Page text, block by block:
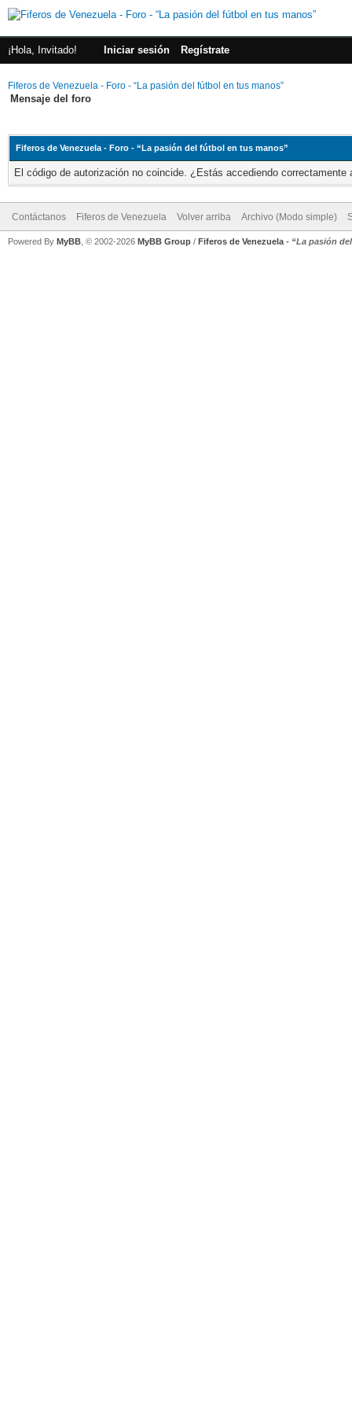
¡Hola, Invitado! Iniciar sesión Regístrate
Fiferos de Venezuela - Foro - “La pasión del fútbol en tus manos”
Mensaje del foro
Fiferos de Venezuela - Foro - “La pasión del fútbol en tus manos”
El código de autorización no coincide. ¿Estás accediendo
Contáctanos Fiferos de Venezuela Volver arriba Archivo (Modo simple)
Powered By MyBB , © 2002-2026 MyBB Group / Fiferos de Venezuela - “La pasión